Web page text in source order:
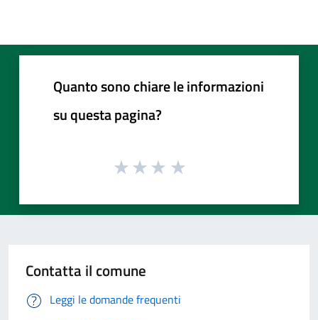
Quanto sono chiare le informazioni
su questa pagina?
Contatta il comune
Leggi le domande frequenti